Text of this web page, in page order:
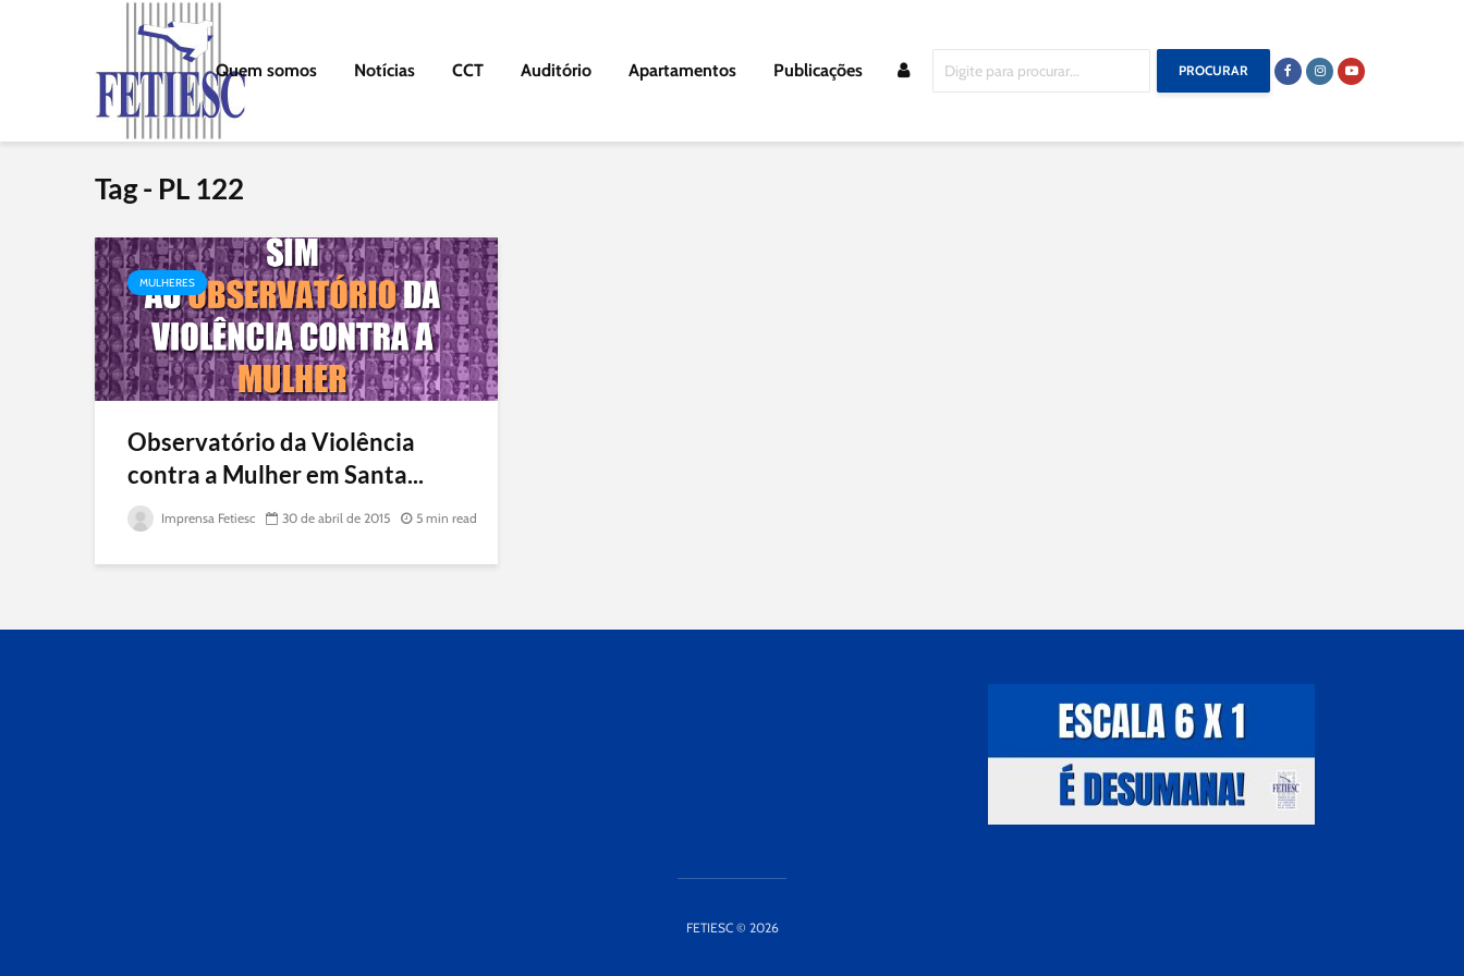
Quem somos Notícias CCT Auditório Apartamentos Publicações PROCURAR
Tag - PL 122
MULHERES
Observatório da Violência
contra a Mulher em Santa...
Imprensa Fetiesc 30 de abril de 2015 5 min read
FETIESC © 2026